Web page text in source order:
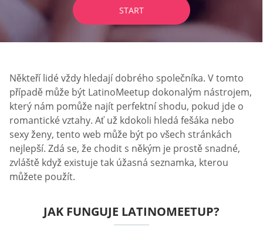
START
Někteří lidé vždy hledají dobrého společníka. V tomto
případě může být LatinoMeetup dokonalým nástrojem,
který nám pomůže najít perfektní shodu, pokud jde o
romantické vztahy. Ať už kdokoli hledá fešáka nebo
sexy ženy, tento web může být po všech stránkách
nejlepší. Zdá se, že chodit s někým je prostě snadné,
zvláště když existuje tak úžasná seznamka, kterou
můžete použít.
JAK FUNGUJE LATINOMEETUP?